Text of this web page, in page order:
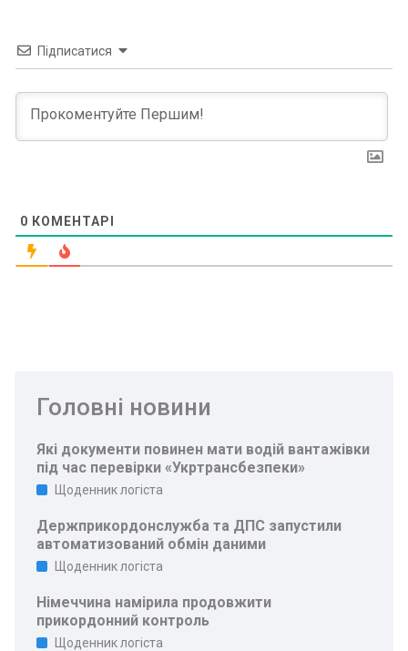
Підписатися
0 КОМЕНТАРІ
Головні новини
Які документи повинен мати водій вантажівки
під час перевірки «Укртрансбезпеки»
Щоденник логіста
Держприкордонслужба та ДПС запустили
автоматизований обмін даними
Щоденник логіста
Німеччина намірила продовжити
прикордонний контроль
Щоденник логіста